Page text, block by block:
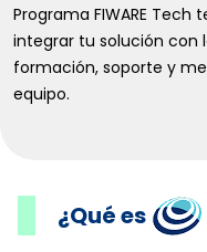
Programa FIWARE
integrar tu solución con
formación, soporte y
equipo.
¿Qué es